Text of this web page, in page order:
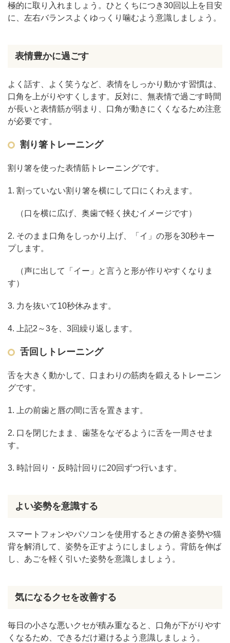
極的に取り入れましょう。ひとくちにつき30回以上を目安
に、左右バランスよくゆっくり噛むよう意識しましょう。
表情豊かに過ごす
よく話す、よく笑うなど、表情をしっかり動かす習慣は、
口角を上がりやすくします。反対に、無表情で過ごす時間
が長いと表情筋が弱まり、口角が動きにくくなるため注意
が必要です。
割り箸トレーニング
割り箸を使った表情筋トレーニングです。
1. 割っていない割り箸を横にして口にくわえます。
（口を横に広げ、奥歯で軽く挟むイメージです）
2. そのまま口角をしっかり上げ、「イ」の形を30秒キー
プします。
（声に出して「イー」と言うと形が作りやすくなりま
す）
3. 力を抜いて10秒休みます。
4. 上記2～3を、3回繰り返します。
舌回しトレーニング
舌を大きく動かして、口まわりの筋肉を鍛えるトレーニン
グです。
1. 上の前歯と唇の間に舌を置きます。
2. 口を閉じたまま、歯茎をなぞるように舌を一周させま
す。
3. 時計回り・反時計回りに20回ずつ行います。
よい姿勢を意識する
スマートフォンやパソコンを使用するときの俯き姿勢や猫
背を解消して、姿勢を正すようにしましょう。背筋を伸ば
し、あごを軽く引いた姿勢を意識しましょう。
気になるクセを改善する
毎日の小さな悪いクセが積み重なると、口角が下がりやす
くなるため、できるだけ避けるよう意識しましょう。